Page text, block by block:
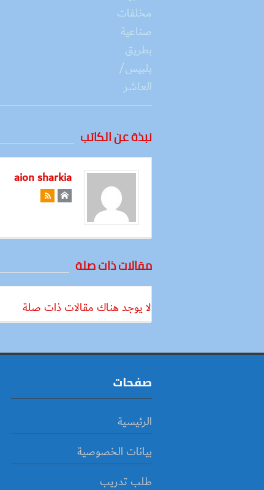
نبذة عن الكاتب
aion sharkia
مقالات ذات صلة
لا يوجد هناك مقالات ذات صلة
صفحات
الرئيسية
بيانات الخصوصية
طلب تدريب